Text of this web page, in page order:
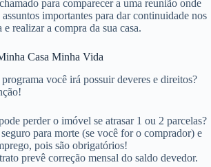
para comparecer a uma reunião onde
importantes para dar continuidade nos
realizar a compra da sua casa.
Casa Minha Vida
você irá possuir deveres e direitos?
perder o imóvel se atrasar 1 ou 2 parcelas?
para morte (se você for o comprador) e
pois são obrigatórios!
prevê correção mensal do saldo devedor.